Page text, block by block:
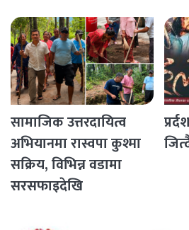
सामाजिक उत्तरदायित्व
अभियानमा रास्वपा कुश्मा
सक्रिय, विभिन्न वडामा
सरसफाइदेखि